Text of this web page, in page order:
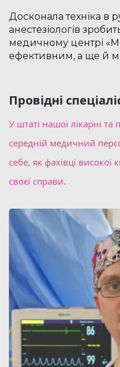
Досконала техніка в
анестезіологів
медичному центрі
ефективним, а ще й
Провідні
У штаті нашої лікарні та
середній медичний
себе, як фахівці високої
своєї справи.